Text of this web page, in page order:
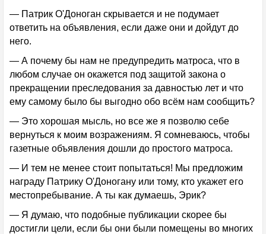
— Патрик О'Доноган скрывается и не подумает
ответить на объявления, если даже они и дойдут до
него.
— А почему бы нам не предупредить матроса, что в
любом случае он окажется под защитой закона о
прекращении преследования за давностью лет и что
ему самому было бы выгодно обо всём нам сообщить?
— Это хорошая мысль, но все же я позволю себе
вернуться к моим возражениям. Я сомневаюсь, чтобы
газетные объявления дошли до простого матроса.
— И тем не менее стоит попытаться! Мы предложим
награду Патрику О'Доногану или тому, кто укажет его
местопребывание. А ты как думаешь, Эрик?
— Я думаю, что подобные публикации скорее бы
достигли цели, если бы они были помещены во многих